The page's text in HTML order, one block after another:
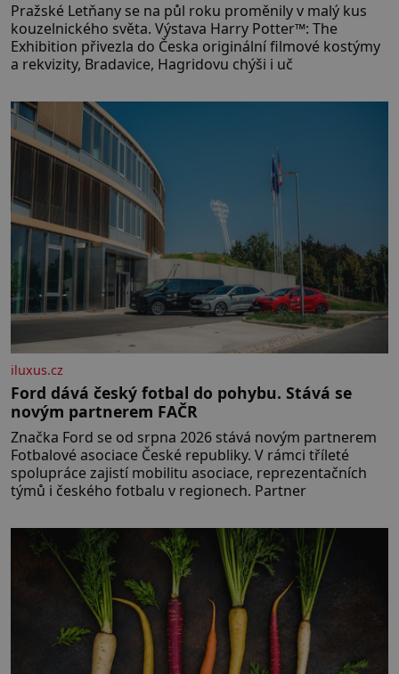
Pražské Letňany se na půl roku proměnily v malý kus
kouzelnického světa. Výstava Harry Potter™: The
Exhibition přivezla do Česka originální filmové kostýmy
a rekvizity, Bradavice, Hagridovu chýši i uč
iluxus.cz
Ford dává český fotbal do pohybu. Stává se
novým partnerem FAČR
Značka Ford se od srpna 2026 stává novým partnerem
Fotbalové asociace České republiky. V rámci tříleté
spolupráce zajistí mobilitu asociace, reprezentačních
týmů i českého fotbalu v regionech. Partner